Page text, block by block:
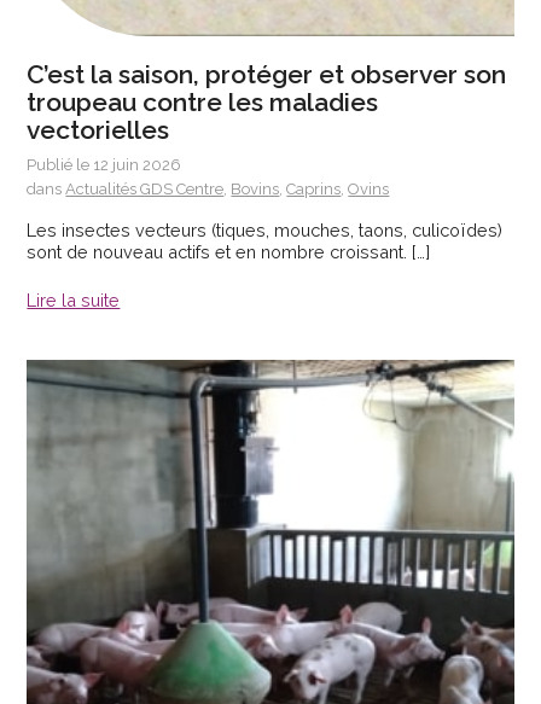
C’est la saison, protéger et observer son
troupeau contre les maladies
vectorielles
Publié le 12 juin 2026
dans Actualités GDS Centre Bovins ,Caprins ,Ovins
Les insectes vecteurs (tiques, mouches, taons, culicoïdes)
sont de nouveau actifs et en nombre croissant. […]
Lire la suite